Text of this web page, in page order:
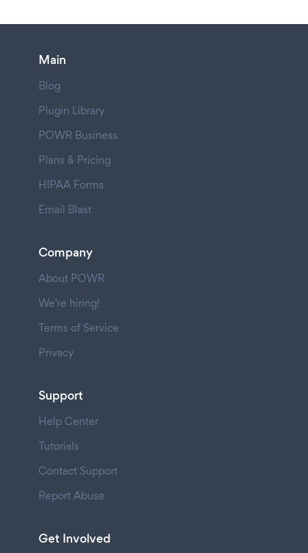
Main
Blog
Plugin Library
POWR Business
Plans & Pricing
HIPAA Forms
Email Blast
Company
About POWR
We're hiring!
Terms of Service
Privacy
Support
Help Center
Tutorials
Contact Support
Report Abuse
Get Involved